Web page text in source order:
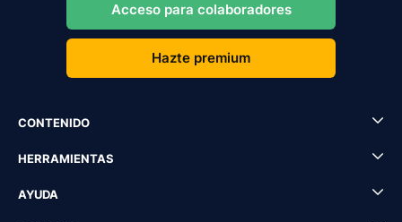
Acceso para colaboradores
Hazte premium
CONTENIDO
HERRAMIENTAS
AYUDA